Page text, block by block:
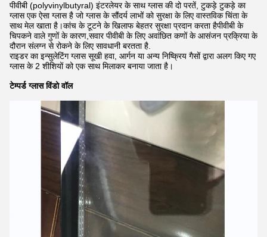
पीवीबी (polyvinylbutyral) इंटरलेयर के साथ ग्लास की दो परतें, टुकड़े टुकड़े का
ग्लास एक ऐसा ग्लास है जो ग्लास के सौंदर्य लाभों को सुरक्षा के लिए वास्तविक चिंता के
साथ मेल खाता है।कांच के टूटने के खिलाफ बेहतर सुरक्षा प्रदान करता हैपीवीबी के
चिपकने वाले गुणों के कारण,सवार पीवीबी के लिए अवांछित कणों के आसंजन प्रक्रिया के
दौरान संलग्न से रोकने के लिए सावधानी बरतता है.
राइडर का इन्सुलेटिंग ग्लास सूखी हवा, आर्गन या अन्य निष्क्रिय गैसों द्वारा अलग किए गए
ग्लास के 2 शीशियों को एक साथ मिलाकर बनाया जाता है।
टेम्पर्ड ग्लास विंडो वॉल